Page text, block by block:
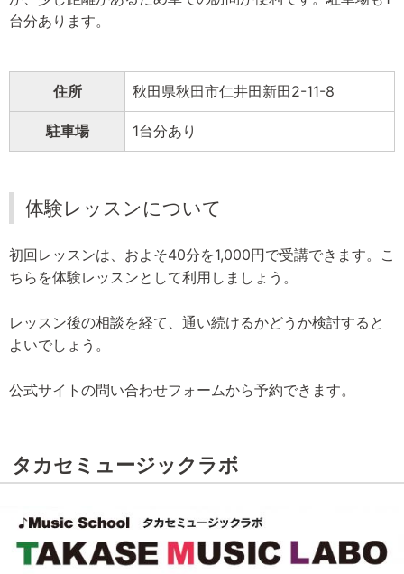
台分あります。
住所 秋田県秋田市仁井田新田2-11-8
駐車場 1台分あり
体験レッスンについて
初回レッスンは、およそ40分を1,000円で受講できます。こ
ちらを体験レッスンとして利用しましょう。
レッスン後の相談を経て、通い続けるかどうか検討すると
よいでしょう。
公式サイトの問い合わせフォームから予約できます。
タカセミュージックラボ